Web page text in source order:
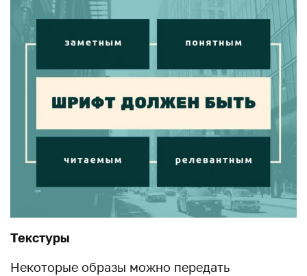
Текстуры
Некоторые образы можно передать